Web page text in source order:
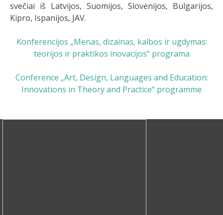
svečiai iš Latvijos, Suomijos, Slovėnijos, Bulgarijos,
Kipro, Ispanijos, JAV.
Konferencijos „Menas, dizainas, kalbos ir ugdymas:
teorijos ir praktikos inovacijos“ programa
Conference „Art, Design, Languages and Education:
Innovations in Theory and Practice“ programme